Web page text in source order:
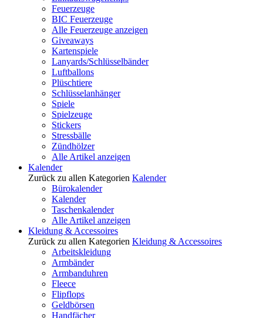
Feuerzeuge
BIC Feuerzeuge
Alle Feuerzeuge anzeigen
Giveaways
Kartenspiele
Lanyards/Schlüsselbänder
Luftballons
Plüschtiere
Schlüsselanhänger
Spiele
Spielzeuge
Stickers
Stressbälle
Zündhölzer
Alle Artikel anzeigen
Kalender
Zurück zu allen Kategorien Kalender
Bürokalender
Kalender
Taschenkalender
Alle Artikel anzeigen
Kleidung & Accessoires
Zurück zu allen Kategorien Kleidung & Accessoires
Arbeitskleidung
Armbänder
Armbanduhren
Fleece
Flipflops
Geldbörsen
Handfächer